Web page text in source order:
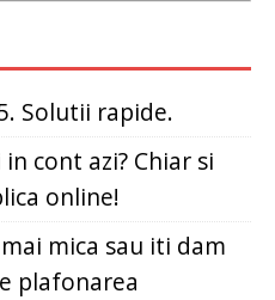
Solutii rapide.
cont azi? Chiar si
online!
mica sau iti dam
plafonarea